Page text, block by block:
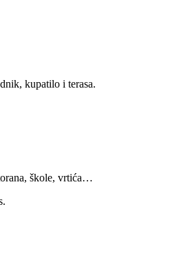
kupatilo i terasa.
škole, vrtića…